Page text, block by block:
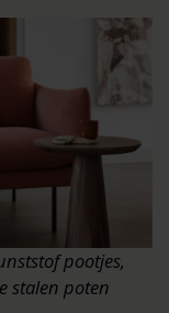
pootjes,
stalen poten